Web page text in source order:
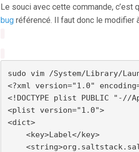
Le souci avec cette commande, c’est
bug référencé. Il faut donc le modifier
sudo vim /System/Library/
<?xml version="1.0"
<!DOCTYPE plist PUBLIC
<plist version="1.0">
<dict>
<key>Label</key>